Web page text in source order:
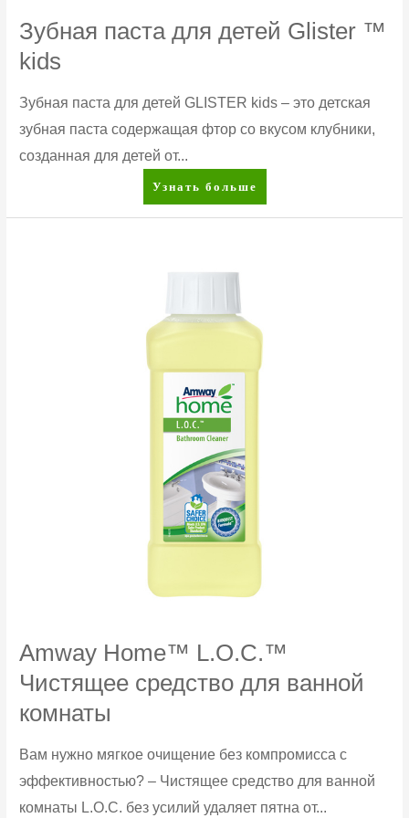
Зубная паста для детей Glister ™
kids
Зубная паста для детей GLISTER kids – это детская
зубная паста содержащая фтор со вкусом клубники,
созданная для детей от...
Зубная
паста
kids
Узнать больше
Amway Home™ L.O.C.™
Чистящее средство для ванной
комнаты
Вам нужно мягкое очищение без компромисса с
эффективностью? – Чистящее средство для ванной
комнаты L.O.C. без усилий удаляет пятна от...